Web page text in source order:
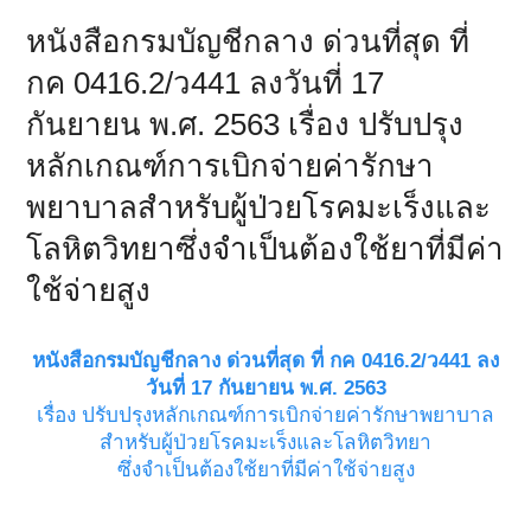
หนังสือกรมบัญชีกลาง ด่วนที่สุด ที่
กค 0416.2/ว441 ลงวันที่ 17
กันยายน พ.ศ. 2563 เรื่อง ปรับปรุง
หลักเกณฑ์การเบิกจ่ายค่ารักษา
พยาบาลสำหรับผู้ป่วยโรคมะเร็งและ
โลหิตวิทยาซึ่งจำเป็นต้องใช้ยาที่มีค่า
ใช้จ่ายสูง
หนังสือกรมบัญชีกลาง ด่วนที่สุด ที่ กค 0416.2/ว441 ลง
วันที่ 17 กันยายน พ.ศ. 2563
เรื่อง ปรับปรุงหลักเกณฑ์การเบิกจ่ายค่ารักษาพยาบาล
สำหรับผู้ป่วยโรคมะเร็งและโลหิตวิทยา
ซึ่งจำเป็นต้องใช้ยาที่มีค่าใช้จ่ายสูง